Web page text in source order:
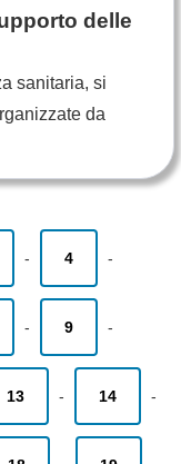
delle
sanitaria, si
da
- 4 -
- 9 -
13 - 14 -